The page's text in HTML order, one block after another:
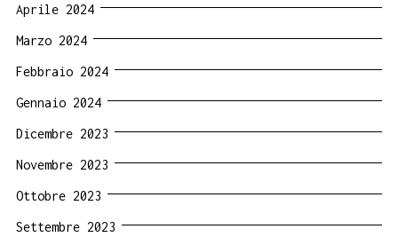
Aprile 2024
Marzo 2024
Febbraio 2024
Gennaio 2024
Dicembre 2023
Novembre 2023
Ottobre 2023
Settembre 2023